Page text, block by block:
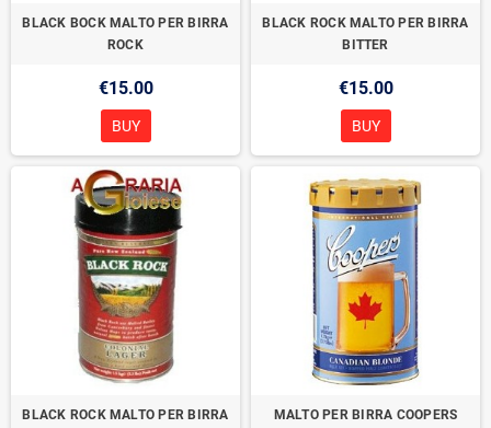
BLACK BOCK MALTO PER BIRRA
ROCK
€15.00
BUY
BLACK ROCK MALTO PER BIRRA
BITTER
€15.00
BUY
BLACK ROCK MALTO PER BIRRA
MALTO PER BIRRA COOPERS